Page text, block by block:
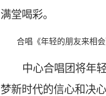
满堂喝彩。
合唱《年轻的朋友来相会
中心合唱团将年
梦新时代的信心和决心